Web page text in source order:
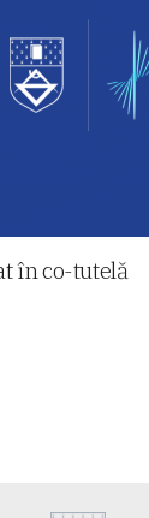
în co-tutelă